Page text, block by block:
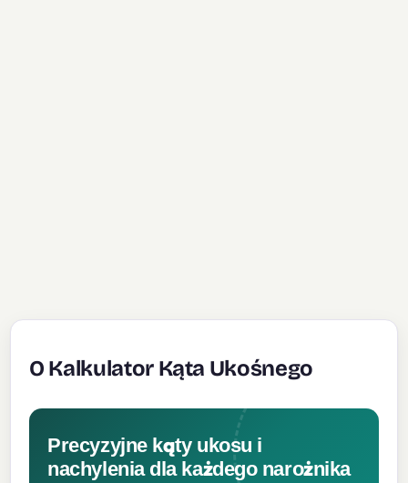
O Kalkulator Kąta Ukośnego
Precyzyjne kąty ukosu i
nachylenia dla każdego narożnika